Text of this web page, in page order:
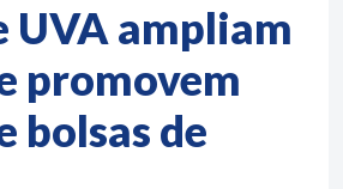
UVA ampliam
promovem
bolsas de